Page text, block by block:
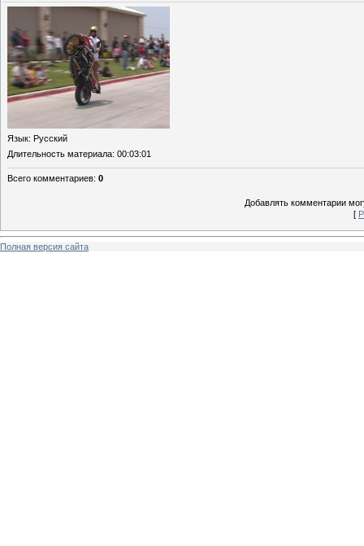
Язык: Русский
Длительность материала: 00:03:01
Всего комментариев: 0
Добавлять комментарии
[
Полная версия сайта